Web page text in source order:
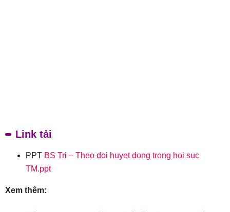
Link tải
PPT BS Tri – Theo doi huyet dong trong hoi suc
TM.ppt
Xem thêm: